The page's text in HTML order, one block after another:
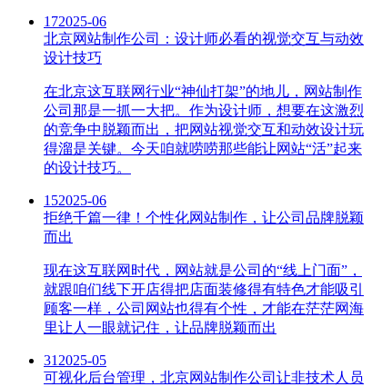
172025-06
北京网站制作公司：设计师必看的视觉交互与动效
设计技巧
在北京这互联网行业“神仙打架”的地儿，网站制作
公司那是一抓一大把。作为设计师，想要在这激烈
的竞争中脱颖而出，把网站视觉交互和动效设计玩
得溜是关键。今天咱就唠唠那些能让网站“活”起来
的设计技巧。
152025-06
拒绝千篇一律！个性化网站制作，让公司品牌脱颖
而出
现在这互联网时代，网站就是公司的“线上门面”，
就跟咱们线下开店得把店面装修得有特色才能吸引
顾客一样，公司网站也得有个性，才能在茫茫网海
里让人一眼就记住，让品牌脱颖而出
31 2025-05
可视化后台管理，北京网站制作公司让非技术人员